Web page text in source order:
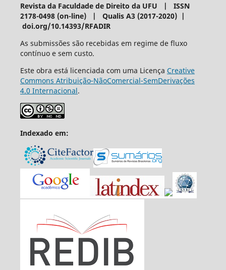
Revista da Faculdade de Direito da UFU | ISSN
2178-0498 (on-line) | Qualis A3 (2017-2020) |
doi.org/10.14393/RFADIR
As submissões são recebidas em regime de fluxo
contínuo e sem custo.
Este obra está licenciada com uma Licença Creative
Commons Atribuição-NãoComercial-SemDerivações
4.0 Internacional.
Indexado em: